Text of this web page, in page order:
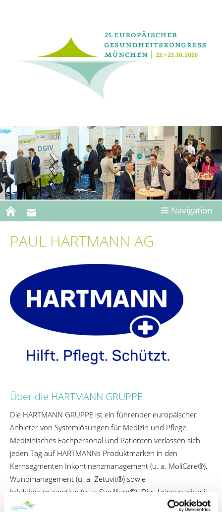
Navigation
PAUL HARTMANN AG
Über die HARTMANN GRUPPE
Die HARTMANN GRUPPE ist ein führender europäischer
Anbieter von Systemlösungen für Medizin und Pflege.
Medizinisches Fachpersonal und Patienten verlassen sich
jeden Tag auf HARTMANNs Produktmarken in den
Kernsegmenten Inkontinenzmanagement (u. a. MoliCare®),
Wundmanagement (u. a. Zetuvit®) sowie
Infektionsprävention (u. a. Sterillium®). Dies bringen wir mit
unserem Markenversprechen „Hilft. Pflegt. Schützt.“ zum